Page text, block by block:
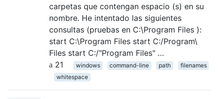
carpetas que contengan espacio (s) en su
nombre. He intentado las siguientes
consultas (pruebas en C:\Program Files ):
start C:\Program Files start C:/Program\
Files start C:/"Program Files" …
21
windows command-line path
filenames
whitespace